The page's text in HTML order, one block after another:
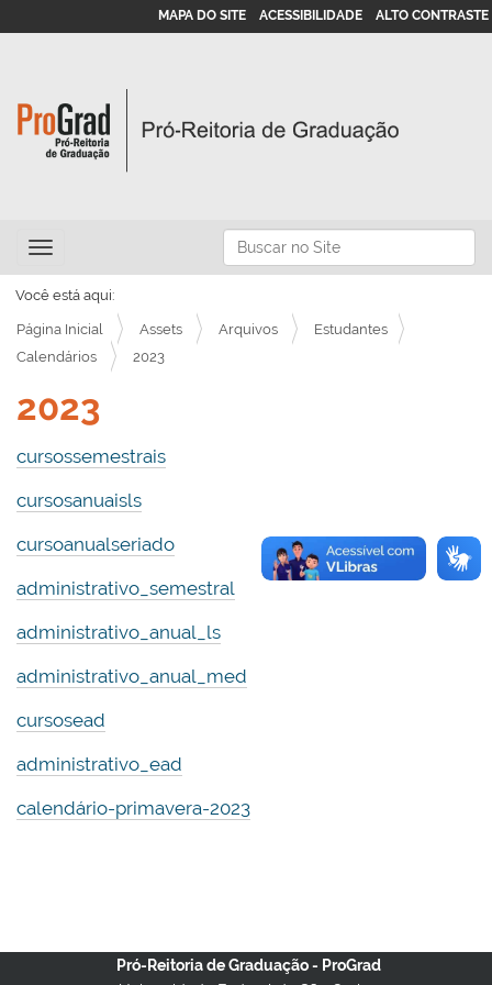
Busca
Busca Avançada…
MAPA DO SITE ACESSIBILIDADE ALTO CONTRASTE
Toggle navigation
Você está aqui:
Página Inicial Assets Arquivos
Estudantes
Calendários
2023
2023
cursossemestrais
cursosanuaisls
cursoanualseriado
administrativo_semestral
administrativo_anual_ls
administrativo_anual_med
cursosead
administrativo_ead
calendário-primavera-2023
Pró-Reitoria de Graduação - ProGrad